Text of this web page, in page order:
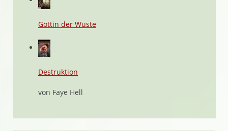
Göttin der Wüste
Destruktion
von Faye Hell